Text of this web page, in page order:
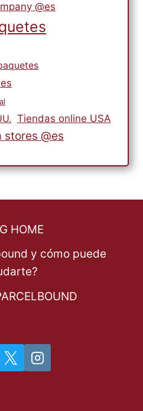
@es
Tiendas online USA
stores @es
HOME
y cómo puede